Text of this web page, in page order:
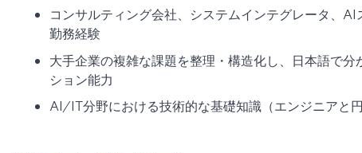
コンサルティング会社、システムインテグレータ、
勤務経験
大手企業の複雑な課題を整理・構造化し、日本語で
ション能力
AI/IT分野における技術的な基礎知識（エンジニアと